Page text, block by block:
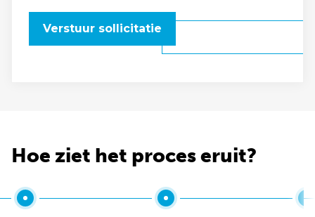
Verstuur sollicitatie
Hoe ziet het proces eruit?